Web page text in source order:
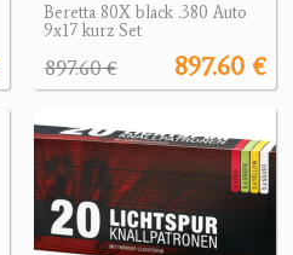
Beretta 80X black .380 Auto
9x17 kurz Set
897.60 €
897.60 €